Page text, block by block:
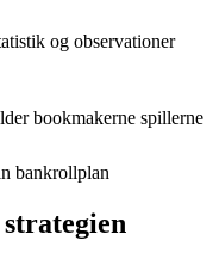
og observationer
bookmakerne spillerne
bankrollplan